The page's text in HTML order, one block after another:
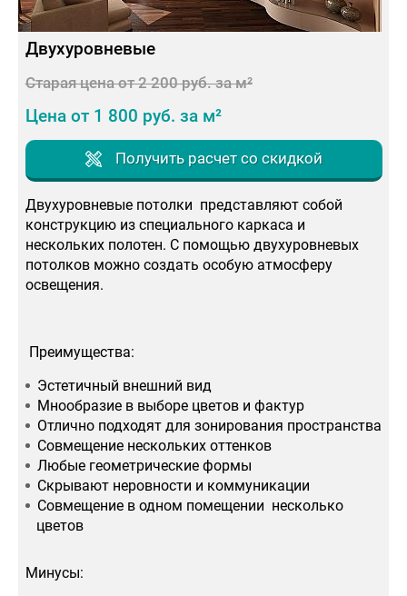
Двухуровневые
Старая цена от 2 200 руб. за м²
Цена от 1 800 руб. за м²
Получить расчет со скидкой
Двухуровневые потолки представляют собой
конструкцию из специального каркаса и
нескольких полотен. С помощью двухуровневых
потолков можно создать особую атмосферу
освещения.
Преимущества:
Эстетичный внешний вид
Мнообразие в выборе цветов и фактур
Отлично подходят для зонирования пространства
Совмещение нескольких оттенков
Любые геометрические формы
Скрывают неровности и коммуникации
Совмещение в одном помещении несколько
цветов
Минусы: